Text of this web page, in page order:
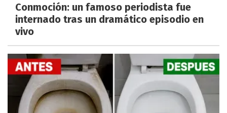
Conmoción: un famoso periodista fue
internado tras un dramático episodio en
vivo